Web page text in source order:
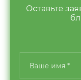
Оставьте